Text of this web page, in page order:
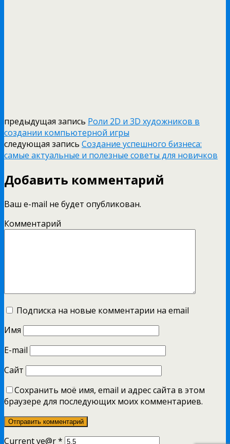
предыдущая запись Роли 2D и 3D художников в
создании компьютерной игры
следующая запись Создание успешного бизнеса:
самые актуальные и полезные советы для новичков
Добавить комментарий
Ваш e-mail не будет опубликован.
Комментарий
Подписка на новые комментарии на email
Имя
E-mail
Сайт
Сохранить моё имя, email и адрес сайта в этом
браузере для последующих моих комментариев.
Current ye@r*